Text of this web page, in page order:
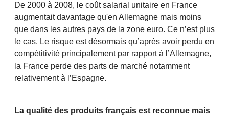
De 2000 à 2008, le coût salarial unitaire en France
augmentait davantage qu'en Allemagne mais moins
que dans les autres pays de la zone euro. Ce n’est plus
le cas. Le risque est désormais qu’après avoir perdu en
compétitivité principalement par rapport à l’Allemagne,
la France perde des parts de marché notamment
relativement à l’Espagne.
La qualité des produits français est reconnue mais